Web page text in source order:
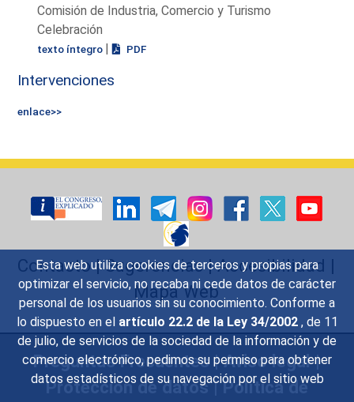
Esta web utiliza cookies de terceros y propias para
optimizar el servicio, no recaba ni cede datos de carácter
personal de los usuarios sin su conocimiento. Conforme a
lo dispuesto en el artículo 22.2 de la Ley 34/2002 , de 11
de julio, de servicios de la sociedad de la información y de
comercio electrónico, pedimos su permiso para obtener
datos estadísticos de su navegación por el sitio web
Comisión de Industria, Comercio y Turismo
Celebración
texto íntegro | PDF
Intervenciones
enlace>>
Contacto|Sugerencias|Accesibilidad |
Mapa Web
Preguntas Frecuentes|Aviso legal|
Protección de datos|Política de